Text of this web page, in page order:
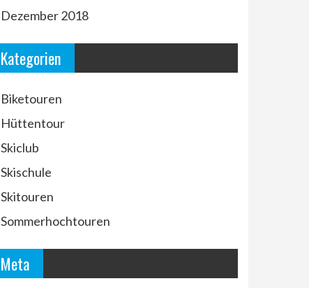
Dezember 2018
Kategorien
Biketouren
Hüttentour
Skiclub
Skischule
Skitouren
Sommerhochtouren
Meta